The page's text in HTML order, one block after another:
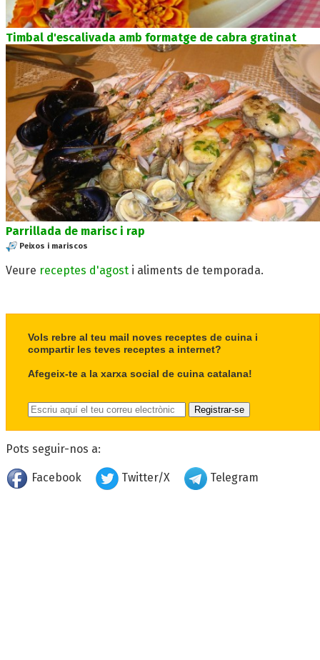
Timbal d'escalivada amb formatge de cabra gratinat
Parrillada de marisc i rap
Peixos i mariscos
Veure receptes d'agost i aliments de temporada.
Vols rebre al teu mail noves receptes de cuina i
compartir les teves receptes a internet?
Afegeix-te a la xarxa social de cuina catalana!
Pots seguir-nos a:
Facebook Twitter/X Telegram